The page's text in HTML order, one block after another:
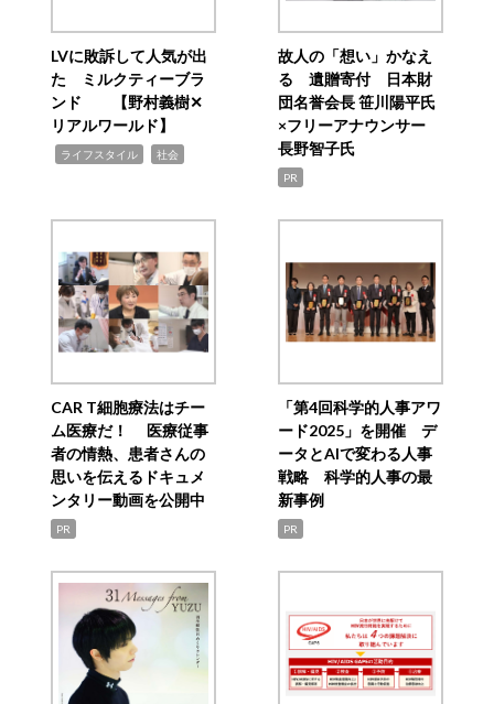
LVに敗訴して人気が出
た ミルクティーブラ
ンド 【野村義樹✕
リアルワールド】
ライフスタイル 社会
故人の「想い」かなえ
る 遺贈寄付 日本財
団名誉会長 笹川陽平氏
×フリーアナウンサー
長野智子氏
PR
CAR T細胞療法はチー
ム医療だ！ 医療従事
者の情熱、患者さんの
思いを伝えるドキュメ
ンタリー動画を公開中
PR
「第4回科学的人事アワ
ード2025」を開催 デ
ータとAIで変わる人事
戦略 科学的人事の最
新事例
PR